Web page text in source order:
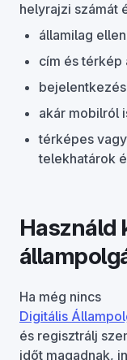
helyrajzi számát
államilag
cím és térkép
akár mobilról
térképes
telekhatárok
Használd
Ha még nincs
Digitális
és regisztrálj
időt magadnak,